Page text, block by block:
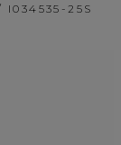
I034535-25S